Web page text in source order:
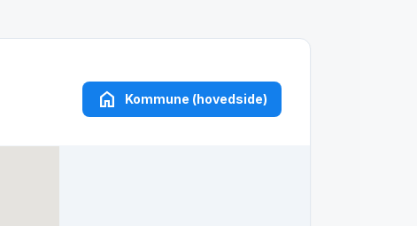
home Kommune (hovedside)